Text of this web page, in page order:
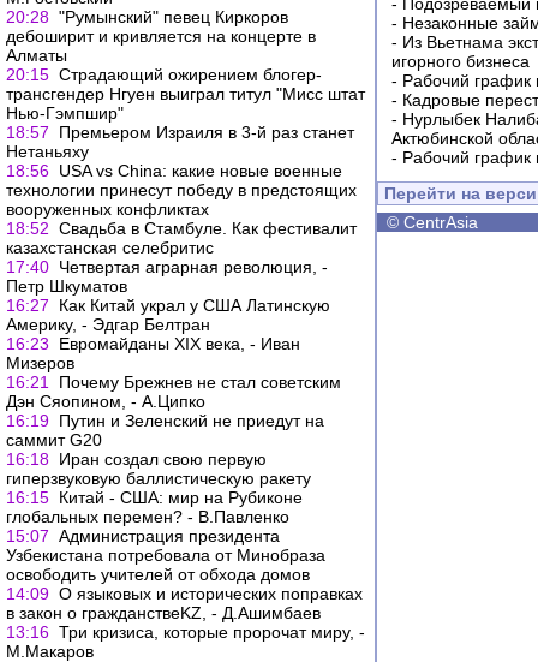
20:28 "Румынский" певец Киркоров
дебоширит и кривляется на концерте в
Алматы
20:15 Страдающий ожирением блогер-
трансгендер Нгуен выиграл титул "Мисс штат
Нью-Гэмпшир"
18:57
Премьером Израиля в 3-й раз станет
Нетаньяху
18:56 USA vs China: какие новые военные
технологии принесут победу в предстоящих
вооруженных конфликтах
18:52 Свадьба в Стамбуле. Как фестивалит
казахстанская селебритис
17:40 Четвертая аграрная революция, -
Петр Шкуматов
16:27
Как Китай украл у США Латинскую
Америку, - Эдгар Белтран
16:23
Евромайданы XIX века, - Иван
Мизеров
16:21
Почему Брежнев не стал советским
Дэн Сяопином, - А.Ципко
16:19 Путин и Зеленский не приедут на
саммит G20
16:18 Иран создал свою первую
гиперзвуковую баллистическую ракету
16:15 Китай - США: мир на Рубиконе
глобальных перемен? - В.Павленко
15:07 Администрация президента
Узбекистана потребовала от Минобраза
освободить учителей от обхода домов
14:09 О языковых и исторических поправках
в закон о гражданствеKZ, - Д.Ашимбаев
13:16 Три кризиса, которые пророчат миру, -
М.Макаров
- Незаконные
- Из Вьетнама
игорного бизнеса
- Рабочий график
- Кадровые
- Нурлыбек
Актюбинской
- Рабочий график
Перейти на
© CentrAsia